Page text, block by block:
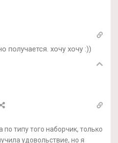
получается. хочу хочу :))
типу того наборчик, только
удовольствие, но я